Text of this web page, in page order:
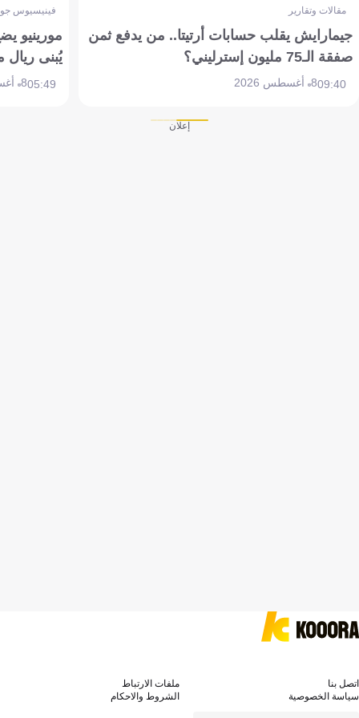
مقالات وتقارير
جيمارايش يقلب حسابات أرتيتا.. من يدفع ثمن
صفقة الـ75 مليون إسترليني؟
09:408 أغسطس 2026
فينيسيوس
مورينيو
يُبنى ريال
05:498 أغسطس 2026
إعلان
اتصل بنا
ملفات الارتباط
سياسة الخصوصية
الشروط والاحكام